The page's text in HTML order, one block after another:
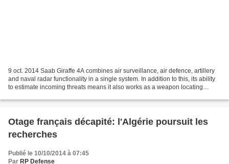
9 oct. 2014 Saab Giraffe 4A combines air surveillance, air defence, artillery
and naval radar functionality in a single system. In addition to this, its ability
to estimate incoming threats means it also works as a weapon locating
Otage français décapité: l'Algérie poursuit les
recherches
Publié le 10/10/2014 à 07:45
Par RP Defense